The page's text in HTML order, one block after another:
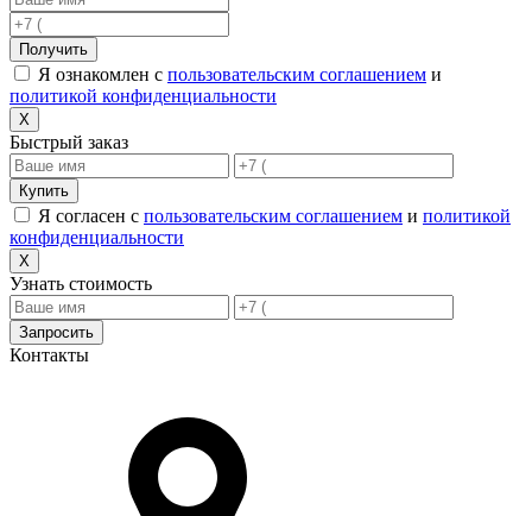
Получить
Я ознакомлен с пользовательским соглашением и
политикой конфиденциальности
X
Быстрый заказ
Купить
Я согласен с пользовательским соглашением и политикой
конфиденциальности
X
Узнать стоимость
Запросить
Контакты